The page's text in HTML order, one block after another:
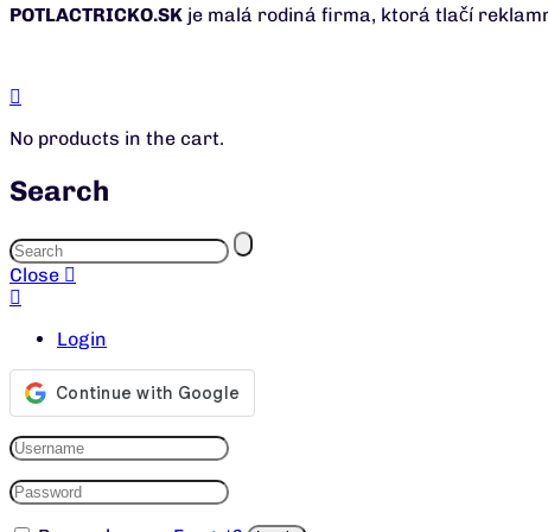
POTLACTRICKO.SK je malá rodiná firma, ktorá tlačí
No products in the cart.
Search
Close
Login